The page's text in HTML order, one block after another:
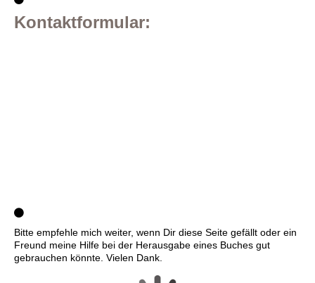
Kontaktformular:
Bitte empfehle mich weiter, wenn Dir diese Seite gefällt oder ein
Freund meine Hilfe bei der Herausgabe eines Buches gut
gebrauchen könnte. Vielen Dank.